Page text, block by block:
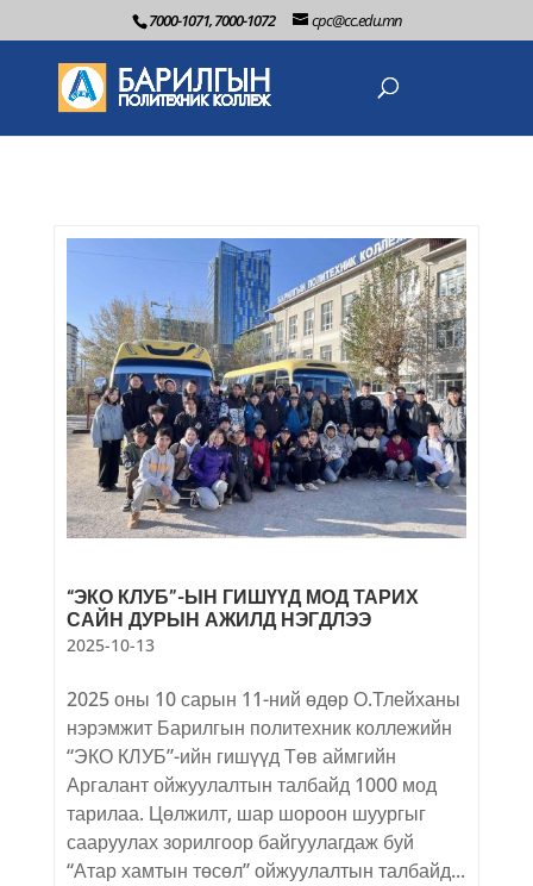
7000-1071, 7000-1072 cpc@cc.edu.mn
“ЭКО КЛУБ”-ЫН ГИШҮҮД МОД ТАРИХ
САЙН ДУРЫН АЖИЛД НЭГДЛЭЭ
2025-10-13
2025 оны 10 сарын 11-ний өдөр О.Тлейханы
нэрэмжит Барилгын политехник коллежийн
“ЭКО КЛУБ”-ийн гишүүд Төв аймгийн
Аргалант ойжуулалтын талбайд 1000 мод
тарилаа. Цөлжилт, шар шороон шуургыг
сааруулах зорилгоор байгуулагдаж буй
“Атар хамтын төсөл” ойжуулалтын талбайд...